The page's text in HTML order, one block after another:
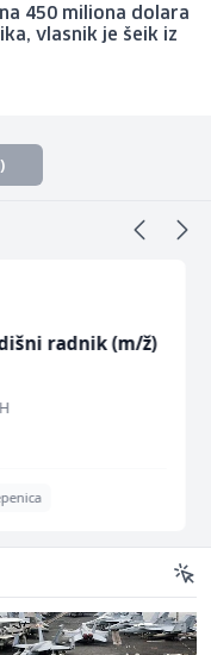
450 miliona dolara
vlasnik je šeik iz
Office
Digital